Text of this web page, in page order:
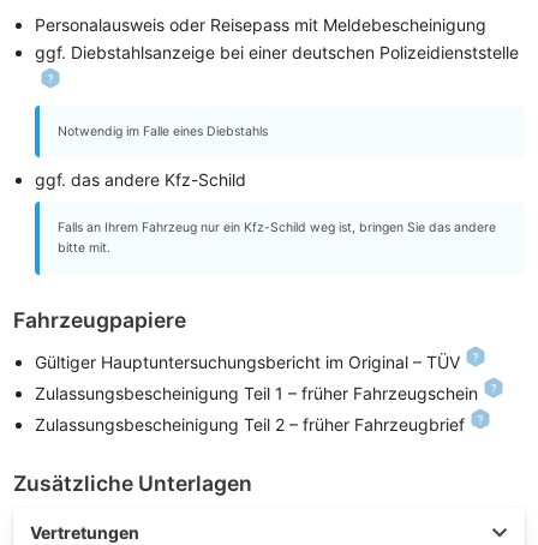
Personalausweis oder Reisepass mit Meldebescheinigung
ggf. Diebstahlsanzeige bei einer deutschen Polizeidienststelle
Notwendig im Falle eines Diebstahls
ggf. das andere Kfz-Schild
Falls an Ihrem Fahrzeug nur ein Kfz-Schild weg ist, bringen Sie das andere
bitte mit.
Fahrzeugpapiere
Gültiger Hauptuntersuchungsbericht im Original – TÜV
Zulassungsbescheinigung Teil 1 – früher Fahrzeugschein
Zulassungsbescheinigung Teil 2 – früher Fahrzeugbrief
Zusätzliche Unterlagen
Vertretungen